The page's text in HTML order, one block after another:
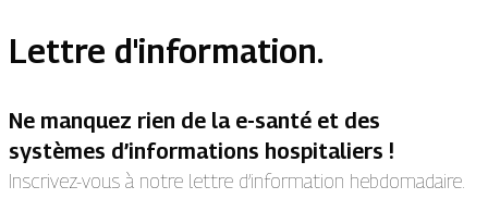
Lettre d'information.
Ne manquez rien de la e-santé et des
systèmes d’informations hospitaliers !
Inscrivez-vous à notre lettre d’information hebdomadaire.